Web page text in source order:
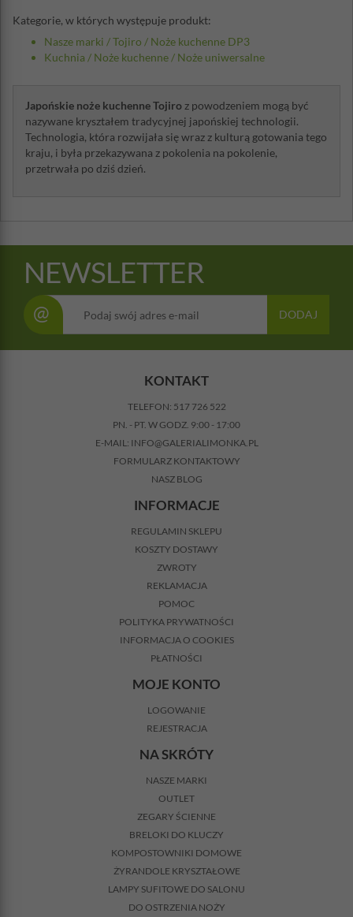
Kategorie, w których występuje produkt:
Nasze marki /Tojiro / Noże kuchenne DP3
Kuchnia / Noże kuchenne / Noże uniwersalne
Japońskie noże kuchenne Tojiro z powodzeniem mogą być
nazywane kryształem tradycyjnej japońskiej technologii.
Technologia, która rozwijała się wraz z kulturą gotowania tego
kraju, i była przekazywana z pokolenia na pokolenie,
przetrwała po dziś dzień.
NEWSLETTER
@ DODAJ
KONTAKT
TELEFON: 517 726 522
PN. - PT. W GODZ. 9:00 - 17:00
E-MAIL: INFO@GALERIALIMONKA.PL
FORMULARZ KONTAKTOWY
NASZ BLOG
INFORMACJE
REGULAMIN SKLEPU
KOSZTY DOSTAWY
ZWROTY
REKLAMACJA
POMOC
POLITYKA PRYWATNOŚCI
INFORMACJA O COOKIES
PŁATNOŚCI
MOJE KONTO
LOGOWANIE
REJESTRACJA
NA SKRÓTY
NASZE MARKI
OUTLET
ZEGARY ŚCIENNE
BRELOKI DO KLUCZY
KOMPOSTOWNIKI DOMOWE
ŻYRANDOLE KRYSZTAŁOWE
LAMPY SUFITOWE DO SALONU
DO OSTRZENIA NOŻY